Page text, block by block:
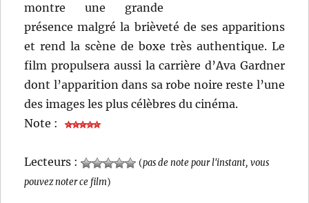
montre une grande
présence malgré la brièveté de ses apparitions
et rend la scène de boxe très authentique. Le
film propulsera aussi la carrière d’Ava Gardner
dont l’apparition dans sa robe noire reste l’une
des images les plus célèbres du cinéma.
Note :
Lecteurs : (pas de note pour l'instant, vous
pouvez noter ce film)